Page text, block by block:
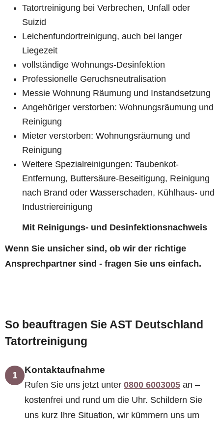
Tatortreinigung bei Verbrechen, Unfall oder
Suizid
Leichenfundortreinigung, auch bei langer
Liegezeit
vollständige Wohnungs-Desinfektion
Professionelle Geruchsneutralisation
Messie Wohnung Räumung und Instandsetzung
Angehöriger verstorben: Wohnungsräumung und
Reinigung
Mieter verstorben: Wohnungsräumung und
Reinigung
Weitere Spezialreinigungen: Taubenkot-
Entfernung, Buttersäure-Beseitigung, Reinigung
nach Brand oder Wasserschaden, Kühlhaus- und
Industriereinigung
Mit Reinigungs- und Desinfektionsnachweis
Wenn Sie unsicher sind, ob wir der richtige
Ansprechpartner sind - fragen Sie uns einfach.
So beauftragen Sie AST Deutschland
Tatortreinigung
1 Kontaktaufnahme
Rufen Sie uns jetzt unter 0800 6003005 an –
kostenfrei und rund um die Uhr. Schildern Sie
uns kurz Ihre Situation, wir kümmern uns um